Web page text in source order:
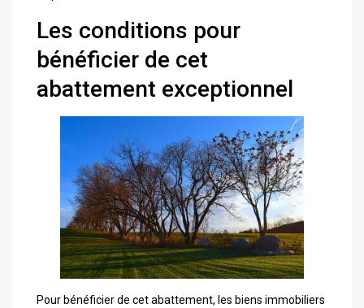
Les conditions pour
bénéficier de cet
abattement exceptionnel
Pour bénéficier de cet abattement, les biens immobiliers